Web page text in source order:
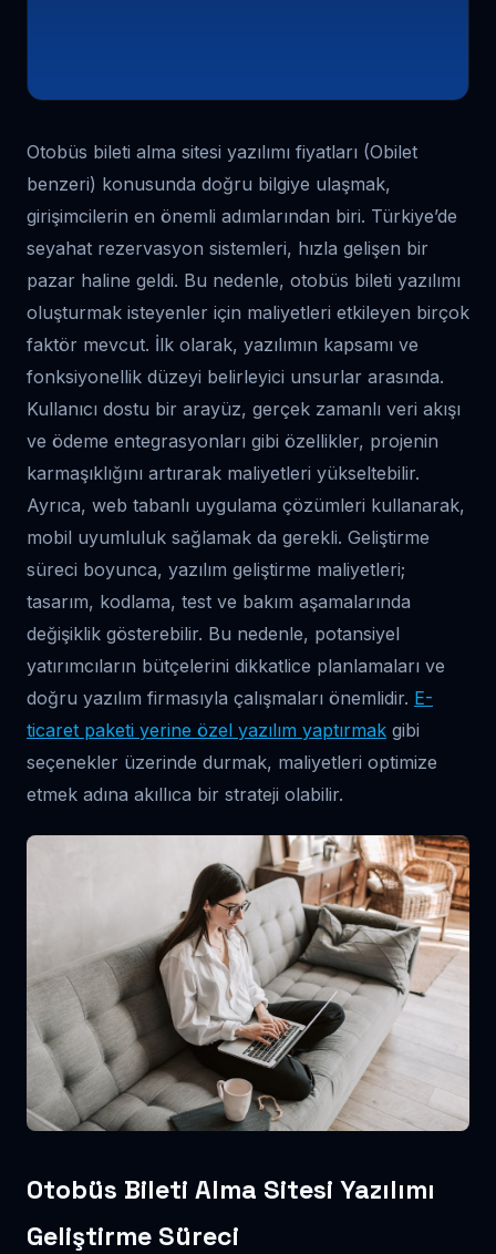
Otobüs bileti alma sitesi yazılımı fiyatları (Obilet
benzeri) konusunda doğru bilgiye ulaşmak,
girişimcilerin en önemli adımlarından biri. Türkiye’de
seyahat rezervasyon sistemleri, hızla gelişen bir
pazar haline geldi. Bu nedenle, otobüs bileti yazılımı
oluşturmak isteyenler için maliyetleri etkileyen birçok
faktör mevcut. İlk olarak, yazılımın kapsamı ve
fonksiyonellik düzeyi belirleyici unsurlar arasında.
Kullanıcı dostu bir arayüz, gerçek zamanlı veri akışı
ve ödeme entegrasyonları gibi özellikler, projenin
karmaşıklığını artırarak maliyetleri yükseltebilir.
Ayrıca, web tabanlı uygulama çözümleri kullanarak,
mobil uyumluluk sağlamak da gerekli. Geliştirme
süreci boyunca, yazılım geliştirme maliyetleri;
tasarım, kodlama, test ve bakım aşamalarında
değişiklik gösterebilir. Bu nedenle, potansiyel
yatırımcıların bütçelerini dikkatlice planlamaları ve
doğru yazılım firmasıyla çalışmaları önemlidir. E-
ticaret paketi yerine özel yazılım yaptırmak gibi
seçenekler üzerinde durmak, maliyetleri optimize
etmek adına akıllıca bir strateji olabilir.
Otobüs Bileti Alma Sitesi Yazılımı
Geliştirme Süreci